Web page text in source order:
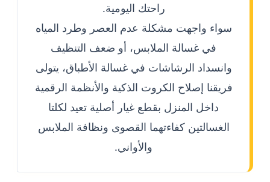
راحتك اليومية.
سواء واجهت مشكلة عدم العصر وطرد المياه
في غسالة الملابس، أو ضعف التنظيف
وانسداد الرشاشات في غسالة الأطباق، يتولى
فريقنا إصلاح الكروت الذكية والأنظمة الرقمية
داخل المنزل بقطع غيار أصلية تعيد لكلتا
الغسالتين كفاءتهما القصوى ونظافة الملابس
والأواني.